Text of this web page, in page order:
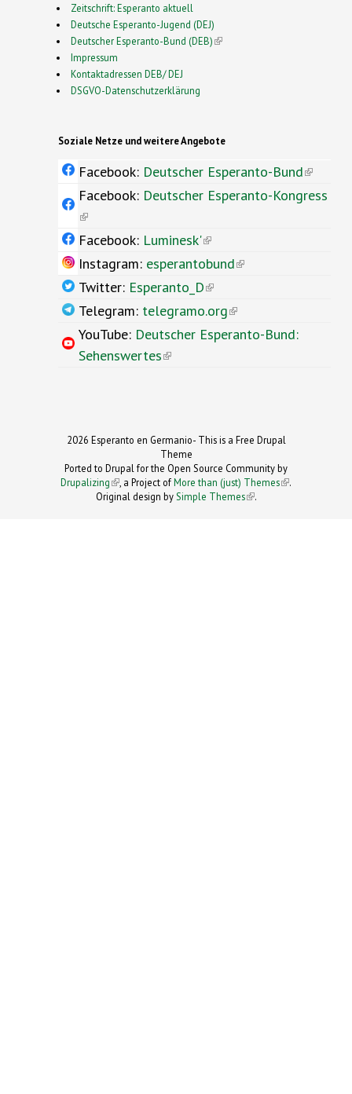
Zeitschrift: Esperanto aktuell
Deutsche Esperanto-Jugend (DEJ)
Deutscher Esperanto-Bund (DEB)(link is external)
Impressum
Kontaktadressen DEB/ DEJ
DSGVO-Datenschutzerklärung
Soziale Netze und weitere Angebote
Facebook: Deutscher Esperanto-Bund(link is
Facebook: Deutscher Esperanto-Kongress
(link is external)
Facebook: Luminesk'(link is
external)
Instagram: esperantobund(link is
Twitter: Esperanto_D(link is
external)
Telegram: telegramo.org(link is
external)
YouTube: Deutscher Esperanto-Bund:
Sehenswertes(link is external)
2026 Esperanto en Germanio- This is a Free Drupal
Theme
Ported to Drupal for the Open Source Community by
Drupalizing(link is external)
, a Project ofMore than (just) Themes (link is
.
Original design by Simple Themes
(link is
.